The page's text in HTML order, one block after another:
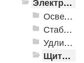
Осветительное оборудование
Стабилизаторы напряжения
Удлинители электрические
Щитовое оборудование